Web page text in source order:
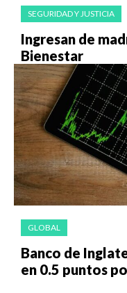
SEGURIDAD Y JUSTICIA
Ingresan de
Bienestar
GLOBAL
Banco de
en 0.5 puntos